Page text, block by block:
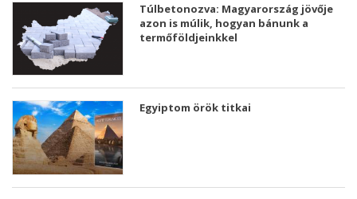
Túlbetonozva: Magyarország jövője
azon is múlik, hogyan bánunk a
termőföldjeinkkel
Egyiptom örök titkai